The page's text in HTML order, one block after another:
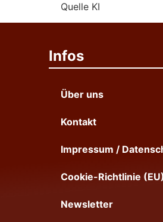
Quelle KI
Infos
Über uns
Kontakt
Impressum /
Cookie-Richtlinie (EU)
Newsletter